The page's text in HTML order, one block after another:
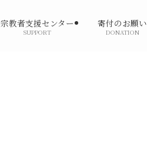
宗教者支援センター
SUPPORT
寄付のお願い
DONATION